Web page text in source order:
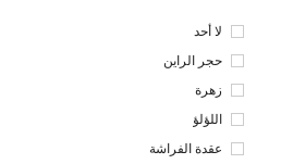
لا أحد
حجر الراين
زهرة
اللؤلؤ
عقدة الفراشة